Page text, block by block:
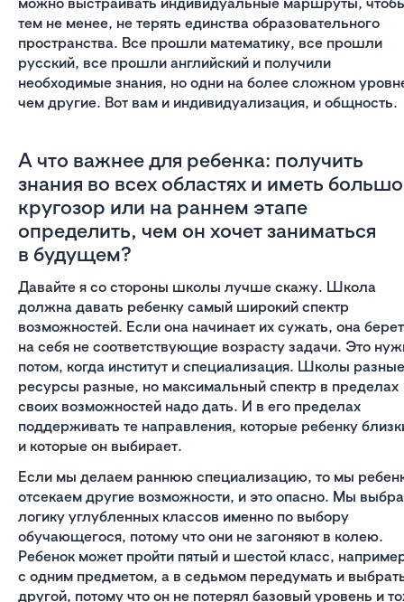
тем не менее, не терять единства образовательного
пространства. Все прошли математику, все прошли
русский, все прошли английский и получили
необходимые знания, но одни на более сложном
чем другие. Вот вам и индивидуализация, и общность.
А что важнее для ребенка: получить
знания во всех областях и иметь
кругозор или на раннем этапе
определить, чем он хочет заниматься
в будущем?
Давайте я со стороны школы лучше скажу. Школа
должна давать ребенку самый широкий спектр
возможностей. Если она начинает их сужать, она берет
на себя не соответствующие возрасту задачи. Это
потом, когда институт и специализация. Школы
ресурсы разные, но максимальный спектр в пределах
своих возможностей надо дать. И в его пределах
поддерживать те направления, которые ребенку
и которые он выбирает.
Если мы делаем раннюю специализацию, то мы
отсекаем другие возможности, и это опасно. Мы
логику углубленных классов именно по выбору
обучающегося, потому что они не загоняют в колею.
Ребенок может пройти пятый и шестой класс,
с одним предметом, а в седьмом передумать и
другой, потому что он не потерял базовый уровень и